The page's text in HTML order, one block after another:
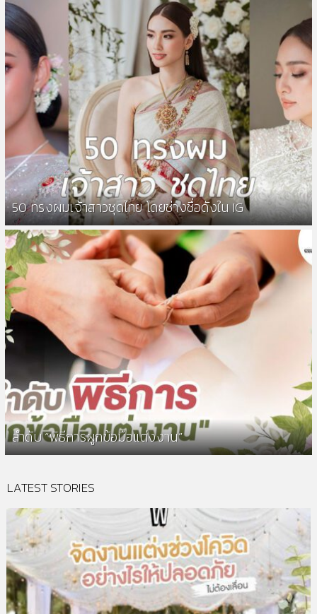
50 ทรงผมเจ้าสาวชุดไทย โดยช่างชื่อดังใน IG
ลำดับ “พิธีการผูกข้อมือแต่งงาน”
LATEST STORIES